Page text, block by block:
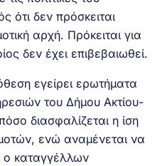
ότι δεν πρόσκειται
αρχή. Πρόκειται για
δεν έχει επιβεβαιωθεί.
εγείρει ερωτήματα
του Δήμου Ακτίου-
διασφαλίζεται η ίση
ενώ αναμένεται να
ο καταγγέλλων